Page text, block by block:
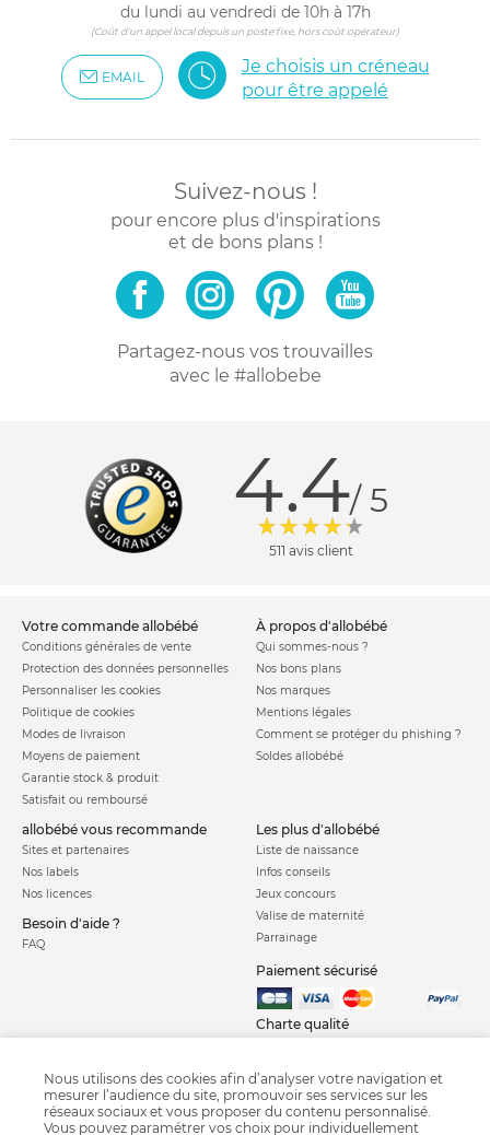
du lundi au vendredi de 10h à 17h
(Coût d'un appel local depuis un poste fixe, hors coût opérateur)
EMAIL
Je choisis un créneau
pour être appelé
Suivez-nous !
pour encore plus d'inspirations
et de bons plans !
Partagez-nous vos trouvailles
avec le #allobebe
4.4/ 5
511 avis client
votre commande allobébé
Conditions générales de vente
Protection des données personnelles
Personnaliser les cookies
Politique de cookies
Modes de livraison
Moyens de paiement
Garantie stock & produit
Satisfait ou remboursé
à propos d'allobébé
Qui sommes-nous ?
Nos bons plans
Nos marques
Mentions légales
Comment se protéger du phishing ?
Soldes allobébé
allobébé vous recommande
Sites et partenaires
Nos labels
Nos licences
Besoin d'aide ?
FAQ
les plus d'allobébé
Liste de naissance
Infos conseils
Jeux concours
Valise de maternité
Parrainage
Paiement sécurisé
Charte qualité
Nous utilisons des cookies afin d’analyser votre navigation et
mesurer l’audience du site, promouvoir ses services sur les
réseaux sociaux et vous proposer du contenu personnalisé.
Vous pouvez paramétrer vos choix pour individuellement